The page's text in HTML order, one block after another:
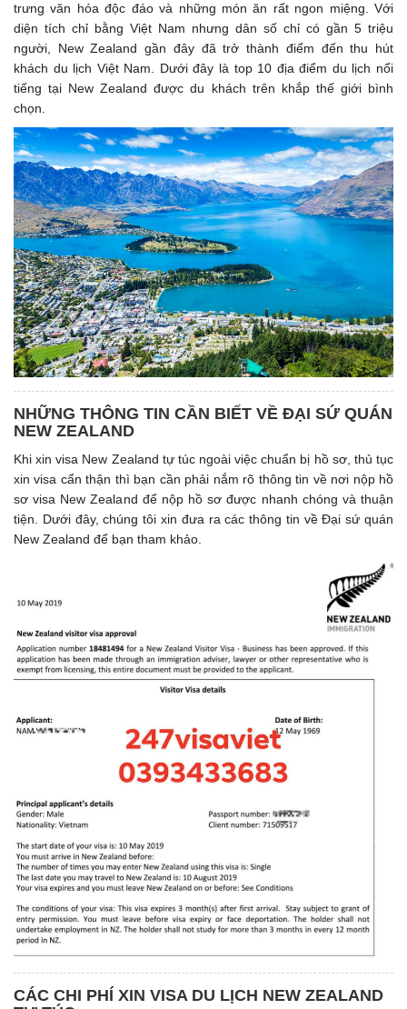
trưng văn hóa độc đáo và những món ăn rất ngon miệng. Với
diện tích chỉ bằng Việt Nam nhưng dân số chỉ có gần 5 triệu
người, New Zealand gần đây đã trở thành điểm đến thu hút
khách du lịch Việt Nam. Dưới đây là top 10 địa điểm du lịch nổi
tiếng tại New Zealand được du khách trên khắp thế giới bình
chọn.
NHỮNG THÔNG TIN CẦN BIẾT VỀ ĐẠI SỨ QUÁN
NEW ZEALAND
Khi xin visa New Zealand tự túc ngoài việc chuẩn bị hồ sơ, thủ tục
xin visa cẩn thận thì bạn cần phải nắm rõ thông tin về nơi nộp hồ
sơ visa New Zealand để nộp hồ sơ được nhanh chóng và thuận
tiện. Dưới đây, chúng tôi xin đưa ra các thông tin về Đại sứ quán
New Zealand để bạn tham khảo.
CÁC CHI PHÍ XIN VISA DU LỊCH NEW ZEALAND